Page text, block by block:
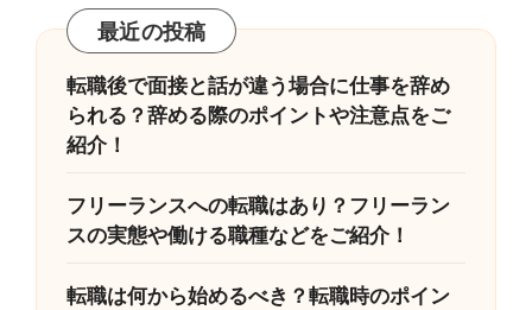
最近の投稿
転職後で面接と話が違う場合に仕事を辞め
られる？辞める際のポイントや注意点をご
紹介！
フリーランスへの転職はあり？フリーラン
スの実態や働ける職種などをご紹介！
転職は何から始めるべき？転職時のポイン